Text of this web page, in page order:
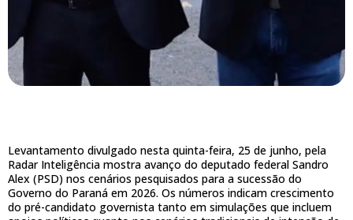
Levantamento divulgado nesta quinta-feira, 25 de junho, pela
Radar Inteligência mostra avanço do deputado federal Sandro
Alex (PSD) nos cenários pesquisados para a sucessão do
Governo do Paraná em 2026. Os números indicam crescimento
do pré-candidato governista tanto em simulações que incluem